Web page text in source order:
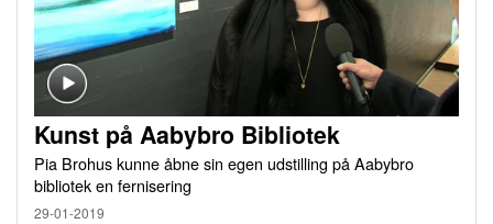
Kunst på Aabybro Bibliotek
Pia Brohus kunne åbne sin egen udstilling på Aabybro
bibliotek en fernisering
29-01-2019